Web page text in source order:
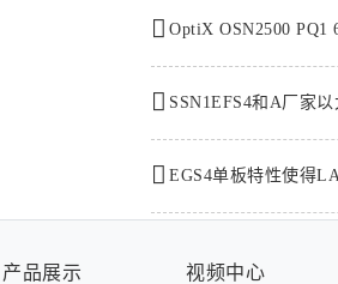
OptiX OSN2500 PQ1
SSN1EFS4和A厂家
产品展示 视频中心